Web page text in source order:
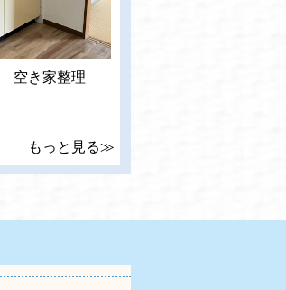
空き家整理
もっと見る≫